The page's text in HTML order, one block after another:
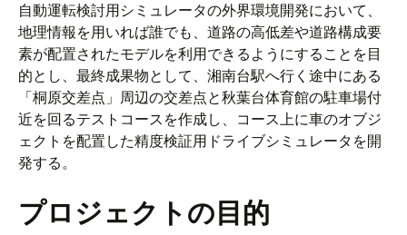
自動運転検討用シミュレータの外界環境開発において、
地理情報を用いれば誰でも、道路の高低差や道路構成要
素が配置されたモデルを利用できるようにすることを目
的とし、最終成果物として、湘南台駅へ行く途中にある
「桐原交差点」周辺の交差点と秋葉台体育館の駐車場付
近を回るテストコースを作成し、コース上に車のオブジ
ェクトを配置した精度検証用ドライブシミュレータを開
発する。
プロジェクトの目的